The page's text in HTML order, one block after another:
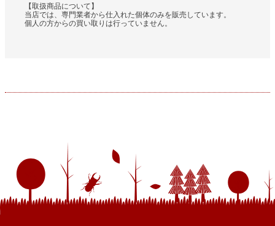
【取扱商品について】
当店では、専門業者から仕入れた個体のみを販売しています。
個人の方からの買い取りは行っていません。